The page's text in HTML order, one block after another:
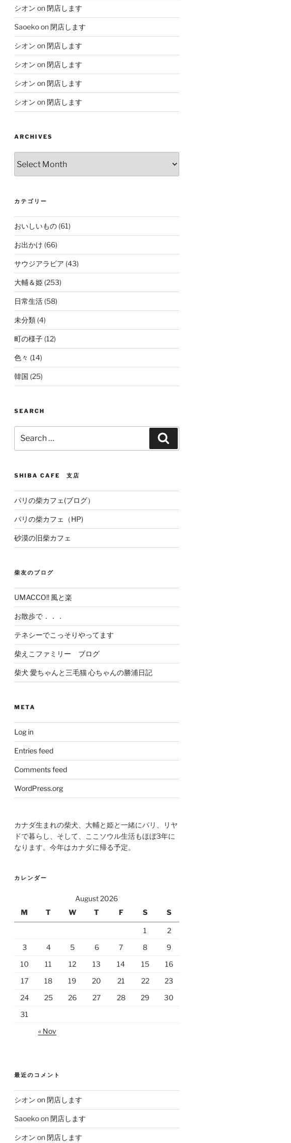
シオン on閉店します
Saoekoon閉店します
シオン on閉店します
シオン on閉店します
シオン on閉店します
シオン on閉店します
ARCHIVES
カテゴリー
おいしいもの(61)
お出かけ (66)
サウジアラビア (43)
大輔＆姫(253)
日常生活(58)
未分類(4)
町の様子(12)
色々 (14)
韓国 (25)
SEARCH
for:
SHIBA CAFE 支店
パリの柴カフェ(ブログ）
パリの柴カフェ（HP)
砂漠の旧柴カフェ
柴友のブログ
UMACCO!! 風と楽
お散歩で．．．
テネシーでこっそりやってます
柴えこファミリー ブログ
柴犬 愛ちゃんと三毛猫 心ちゃんの勝浦日記
META
Log in
Entries feed
Comments feed
WordPress.org
カナダ生まれの柴犬、大輔と姫と一緒にパリ、リヤ
ドで暮らし、そして、ここソウル生活もほぼ3年に
なります。今年はカナダに帰る予定。
カレンダー
August 2026
M
T W T F S S
1
2
3
4 5 6 7 8
9
10
11 12 13 14 15
16
17
18 19 20 21 22
23
24
25 26 27 28 29
30
31
« Nov
最近のコメント
シオン on閉店します
Saoekoon閉店します
シオン on閉店します